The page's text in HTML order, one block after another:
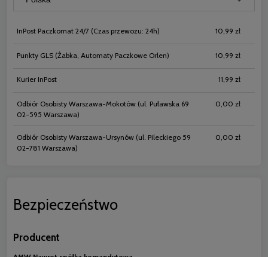
InPost Paczkomat 24/7 (Czas przewozu: 24h) 10,99 zł
Punkty GLS (Żabka, Automaty Paczkowe Orlen) 10,99 zł
Kurier InPost 11,99 zł
Odbiór Osobisty Warszawa-Mokotów (ul. Puławska 69
02-595 Warszawa)
0,00 zł
Odbiór Osobisty Warszawa-Ursynów (ul. Pileckiego 59
02-781 Warszawa)
0,00 zł
Bezpieczeństwo
Producent